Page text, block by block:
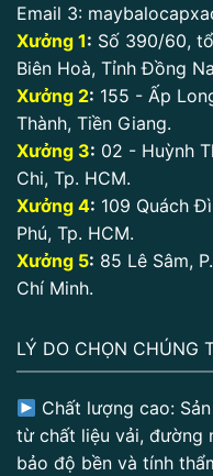
Email 3:
Xưởng 1: Số 390/60,
Biên Hoà, Tỉnh Đồng
Xưởng 2: 155 - Ấp
Thành, Tiền Giang.
Xưởng 3: 02 - Huỳnh
Chi, Tp. HCM.
Xưởng 4: 109 Quách
Phú, Tp. HCM.
Xưởng 5: 85 Lê Sâm,
Chí Minh.
LÝ DO CHỌN CHÚNG
Chất lượng cao:
từ chất liệu vải, đường
bảo độ bền và tính